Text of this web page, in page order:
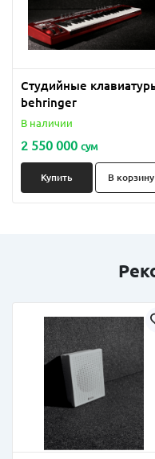
Студийные
behringer
В наличии
2 550 000 сум
Купить В корзину